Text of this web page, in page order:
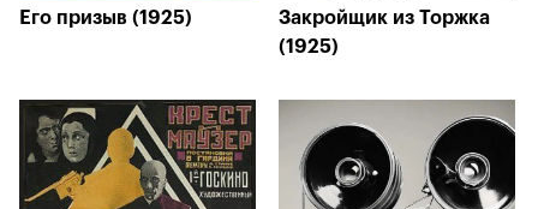
Его призыв (1925)
Закройщик из Торжка
(1925)